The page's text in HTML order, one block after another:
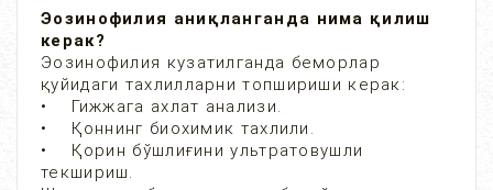
Эозинофилия аниқланганда нима қилиш
керак?
Эозинофилия кузатилганда беморлар
қуйидаги тахлилларни топшириши керак:
• Гижжага ахлат анализи.
• Қоннинг биохимик тахлили.
• Қорин бўшлиғини ультратовушли
текшириш.